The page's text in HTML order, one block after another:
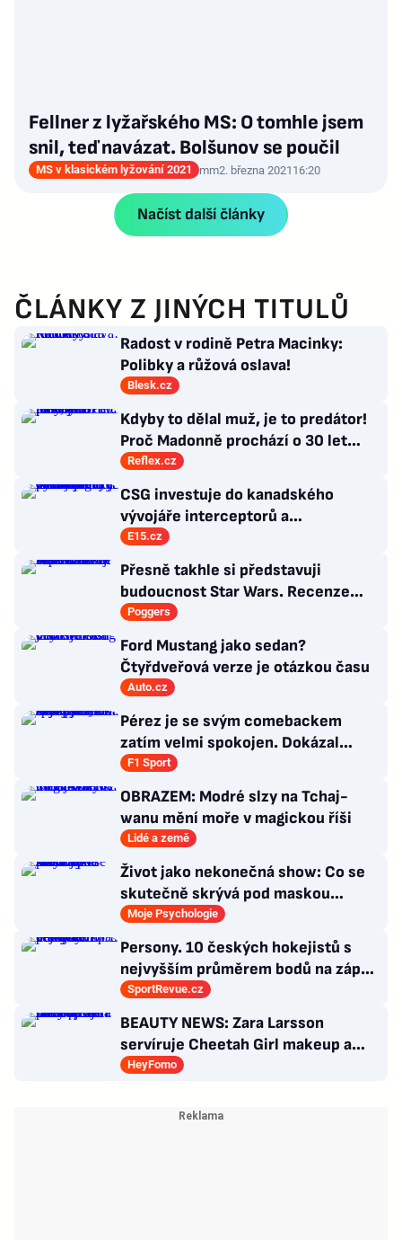
Fellner z lyžařského MS: O tomhle jsem
snil, teď navázat. Bolšunov se poučil
MS v klasickém lyžování 2021 mm2. března 2021 16:20
Načíst další články
ČLÁNKY Z JINÝCH TITULŮ
Radost v rodině Petra Macinky:
Polibky a růžová oslava!
Blesk.cz
Kdyby to dělal muž, je to predátor!
Proč Madonně prochází o 30 let
mladší milenci?
Reflex.cz
CSG investuje do kanadského
vývojáře interceptorů a
nadzvukových technologií, chce
výrobky prosadit v NATO
E15.cz
Přesně takhle si představuji
budoucnost Star Wars. Recenze
Star Wars: The Ninth Jedi
Poggers
Ford Mustang jako sedan?
Čtyřdveřová verze je otázkou času
Auto.cz
Pérez je se svým comebackem
zatím velmi spokojen. Dokázal
jsem, že stále patřím k nejlepším,
F1 Sport
OBRAZEM: Modré slzy na Tchaj-
wanu mění moře v magickou říši
Lidé a země
Život jako nekonečná show: Co se
skutečně skrývá pod maskou
histrionské poruchy
Moje Psychologie
Persony. 10 českých hokejistů s
nejvyšším průměrem bodů na zápas
v historii německé DEL
SportRevue.cz
BEAUTY NEWS: Zara Larsson
servíruje Cheetah Girl makeup a
Billie Eilish představuje nový
HeyFomo